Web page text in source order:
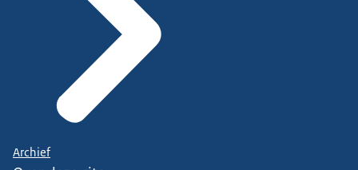
Archief